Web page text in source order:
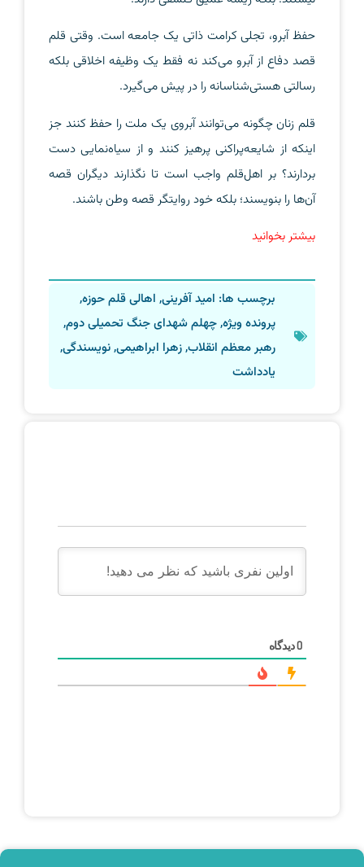
حفظ آبرو، تجلی کرامت ذاتی یک جامعه است. وقتی قلم
قصد دفاع از آبرو می‌کند نه فقط یک وظیفه اخلاقی بلکه
رسالتی هستی‌شناسانه را در پیش می‌گیرد.
قلم زنان چگونه می‌توانند آبروی یک ملت را حفظ کنند جز
اینکه از شایعه‌پراکنی پرهیز کنند و از سیاه‌نمایی دست
بردارند؟ بر اهل‌قلم واجب است تا نگذارند دیگران قصه
آن‌ها را بنویسند؛ بلکه خود روایتگر قصه وطن باشند.
بیشتر بخوانید
برچسب ها: امید آفرینی, اهالی قلم حوزه,
پرونده ویژه,چهلم شهدای جنگ تحمیلی دوم,
رهبر معظم انقلاب,زهرا ابراهیمی,نویسندگی,
یادداشت
0دیدگاه